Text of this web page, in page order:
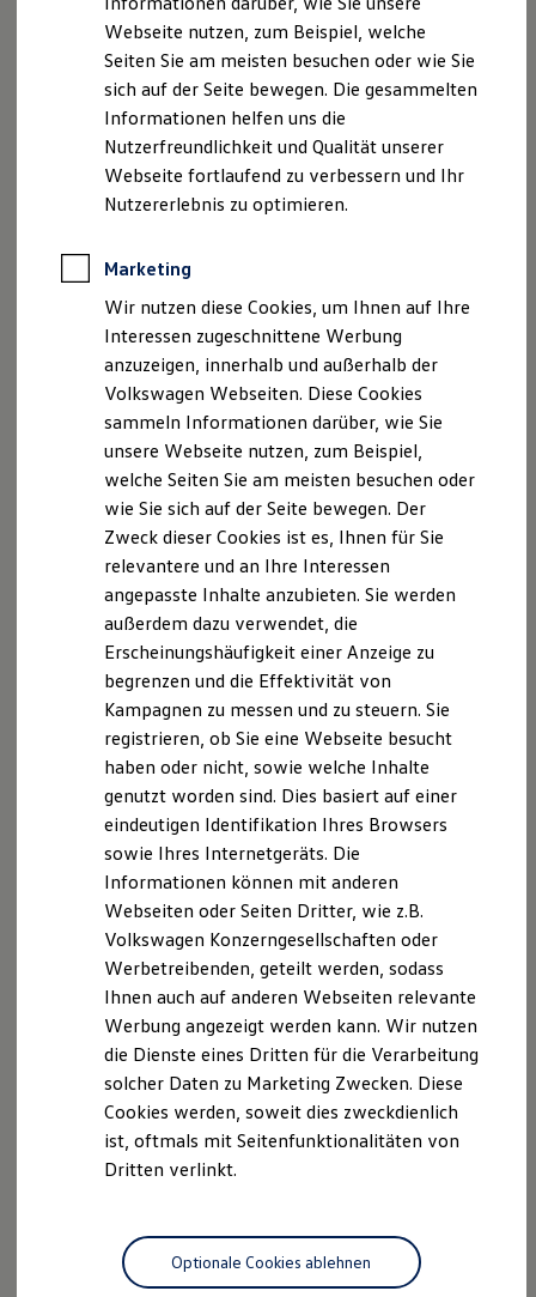
Schalte während des gesamten Video-Interviews
deine Kamera ein.
Versuche einen natürlichen Blickkontakt
herzustellen, indem du auf deinen Bildschirm
schaust. Vermeide es, direkt in die Kamera zu
blicken oder dein eigenes Kamerabild zu fixieren.
Verwende möglichst ein Headset oder die
Mikrofon.
Um unnötige Störgeräusche zu vermeiden,
solltest du dein Mikrofon stumm schalten, wenn
dein Gesprächspartner spricht.
Häufig kommt es zu Verzögerungen bei der
Tonübertragung. Lass daher deine
Gesprächspartner ausreden, damit
Gesprächsüberlagerungen vermieden werden.
Und wenn doch etwas schief läuft?
Keine Panik! Sei es eine schlechte Internetverbindung, die
Haustür klingelt oder du verhaspelst dich: kleine Pannen
sind völlig normal und können trotzdem souverän
gemeistert werden.
Wähle dich bei einer schlechten oder
abgebrochenen Internetverbindung erneut ein
und informiere die Beteiligten über eine kurze
Nachricht oder einen Telefonanruf.
Sollte es zu Störungen duch Nebengeräusche
kommen, entschuldige dich kurz und fahre ruhig
fort.
Wir wünschen dir ganz viel Erfolg und Spaß bei deinem
Interview!
Wir freuen uns darauf, dich kennenzulernen :-)
Lizenzhinweise Dritter
Webseite nutzen, zum Beispiel, welche
Seiten Sie am meisten besuchen oder wie Sie
sich auf der Seite bewegen. Die gesammelten
Informationen helfen uns die
Nutzerfreundlichkeit und Qualität unserer
Webseite fortlaufend zu verbessern und Ihr
Nutzererlebnis zu optimieren.
Marketing
Wir nutzen diese Cookies, um Ihnen auf Ihre
Interessen zugeschnittene Werbung
anzuzeigen, innerhalb und außerhalb der
Volkswagen Webseiten. Diese Cookies
sammeln Informationen darüber, wie Sie
unsere Webseite nutzen, zum Beispiel,
welche Seiten Sie am meisten besuchen oder
wie Sie sich auf der Seite bewegen. Der
Zweck dieser Cookies ist es, Ihnen für Sie
relevantere und an Ihre Interessen
angepasste Inhalte anzubieten. Sie werden
außerdem dazu verwendet, die
Erscheinungshäufigkeit einer Anzeige zu
begrenzen und die Effektivität von
Kampagnen zu messen und zu steuern. Sie
registrieren, ob Sie eine Webseite besucht
haben oder nicht, sowie welche Inhalte
genutzt worden sind. Dies basiert auf einer
eindeutigen Identifikation Ihres Browsers
sowie Ihres Internetgeräts. Die
Informationen können mit anderen
Webseiten oder Seiten Dritter, wie z.B.
Volkswagen Konzerngesellschaften oder
Werbetreibenden, geteilt werden, sodass
Ihnen auch auf anderen Webseiten relevante
Werbung angezeigt werden kann. Wir nutzen
die Dienste eines Dritten für die Verarbeitung
solcher Daten zu Marketing Zwecken. Diese
Cookies werden, soweit dies zweckdienlich
ist, oftmals mit Seitenfunktionalitäten von
Dritten verlinkt.
Optionale Cookies ablehnen